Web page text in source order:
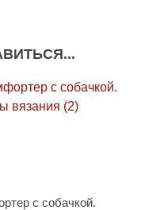
с собачкой.